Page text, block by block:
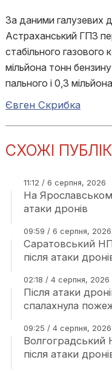
За даними галузевих
Астраханський ГПЗ
стабільного газового
мільйона тонн
пального і 0,3
Євген Скрибка
СХОЖІ
11:12 / 6 серпня, 2026
На
атаки дронів
09:59 / 6 серпня, 2026
Саратовський
після атаки
02:18 / 4 серпня, 2026
Після атаки
спалахнула
09:25 / 4 серпня, 2026
Волгоградський
після атаки